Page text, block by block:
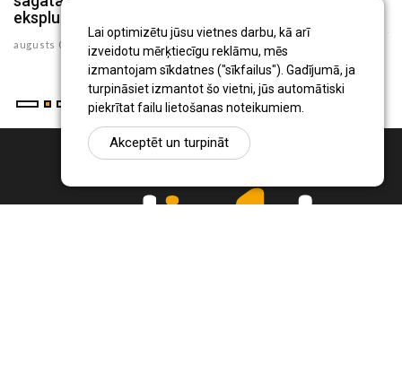
Lai optimizētu jūsu vietnes darbu, kā arī
izveidotu mērķtiecīgu reklāmu, mēs
izmantojam sīkdatnes ("sīkfailus"). Gadījumā, ja
turpināsiet izmantot šo vietni, jūs automātiski
piekrītat failu lietošanas noteikumiem.
Akceptēt un turpināt
ekspluatācijas noteikumus
augusts 04 , 2026